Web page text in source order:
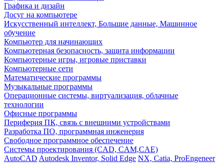
Графика и дизайн
Досуг на компьютере
Искусственный интеллект, Большие данные, Машинное
обучение
Компьютер для начинающих
Компьютерная безопасность, защита информации
Компьютерные игры, игровые приставки
Компьютерные сети
Математические программы
Музыкальные программы
Операционные системы, виртуализация, облачные
технологии
Офисные программы
Периферия ПК, связь с внешними устройствами
Разработка ПО, программная инженерия
Свободное программное обеспечение
Системы проектирования (CAD, CAM,CAE)
AutoCAD Autodesk Inventor, Solid Edge NX, Catia, ProEngeneer